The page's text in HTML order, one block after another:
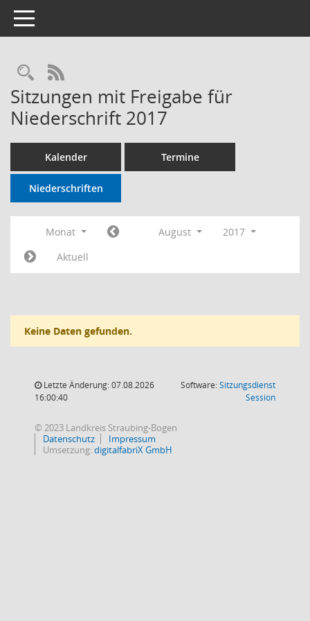
Toggle navigation
RSS-Feed
Sitzungen mit Freigabe für
Niederschrift 2017
Kalender Termine
Niederschriften
Monat August
2017
Aktuell
Keine Daten gefunden.
Letzte Änderung: 07.08.2026
16:00:40
Software:Sitzungsdienst
Session(Wird in
© 2023 Landkreis Straubing-Bogen
Datenschutz
Impressum
Umsetzung:digitalfabriX GmbH